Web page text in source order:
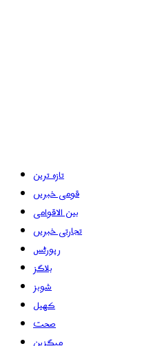
تازہ ترین
قومی خبریں
بین الاقوامی
تجارتی خبریں
رپورٹس
بلاگز
شوبز
کھیل
صحت